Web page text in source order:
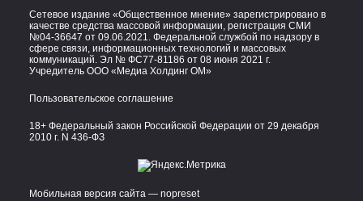
Сетевое издание «Общественное мнение» зарегистрировано в
качестве средства массовой информации, регистрация СМИ
№04-36647 от 09.06.2021. Федеральной службой по надзору в
сфере связи, информационных технологий и массовых
коммуникаций. Эл № ФС77-81186 от 08 июня 2021 г.
Учредитель ООО «Медиа Холдинг ОМ»
Пользовательское соглашение
18+ Федеральный закон Российской Федерации от 29 декабря
2010 г. N 436-ФЗ
Мобильная версия сайта — nopreset